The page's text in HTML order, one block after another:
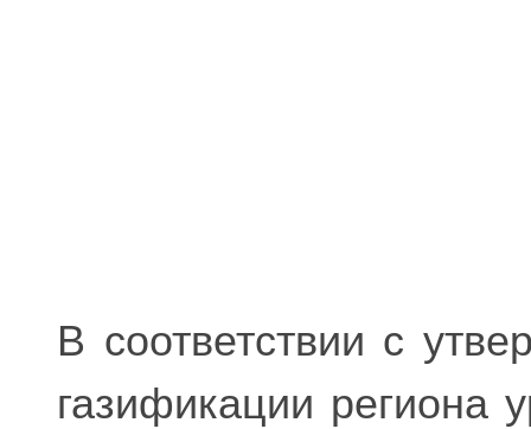
В соответствии с
газификации региона